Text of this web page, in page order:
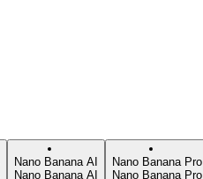
Nano Banana AI
Nano Banana AI
Nano Banana Pro
Nano Banana Pro